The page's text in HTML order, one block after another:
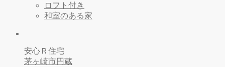
ロフト付き
和室のある家
安心Ｒ住宅
茅ヶ崎市円蔵